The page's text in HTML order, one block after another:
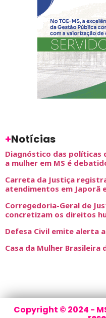
+Notícias
Diagnóstico das políticas
a mulher em MS é
Carreta da Justiça
atendimentos em Japorã
Corregedoria-Geral de
concretizam os direitos
Defesa Civil emite alerta
Casa da Mulher Brasileira
Copyright © 2024 -